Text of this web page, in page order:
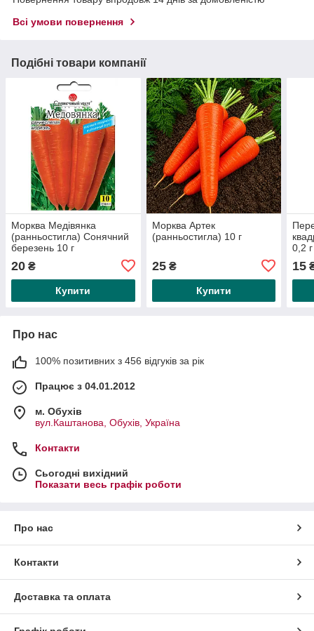
Всі умови повернення
Подібні товари компанії
Морква Медівянка
(ранньостигла) Сонячний
березень 10 г
20 ₴
Купити
Морква Артек
(ранньостигла) 10 г
25₴
Купити
0,2 г
15
Про нас
100% позитивних з 456 відгуків за рік
Працює з 04.01.2012
м. Обухів
вул.Каштанова, Обухів, Україна
Контакти
Сьогодні вихідний
Показати весь графік роботи
Про нас
Контакти
Доставка та оплата